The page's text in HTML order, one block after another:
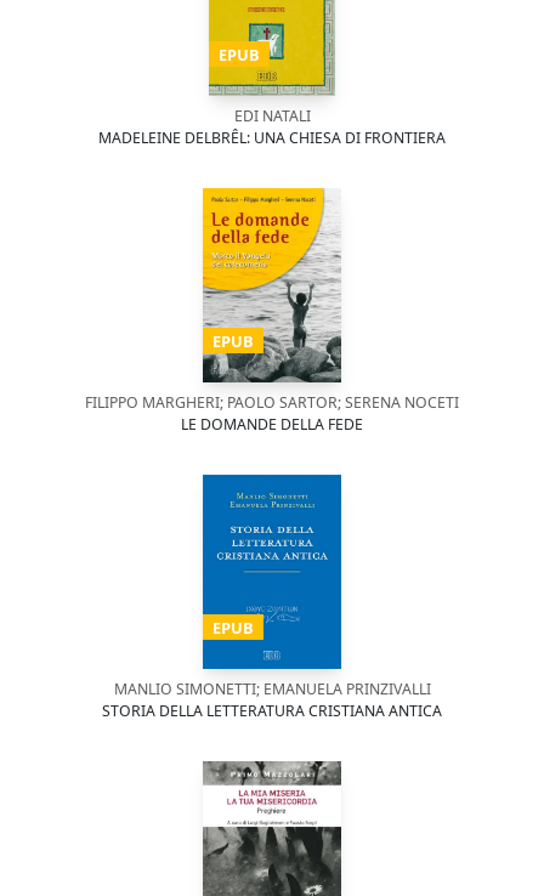
EPUB
EDI NATALI
MADELEINE DELBRÊL: UNA CHIESA DI FRONTIERA
EPUB
FILIPPO MARGHERI; PAOLO SARTOR; SERENA NOCETI
LE DOMANDE DELLA FEDE
EPUB
MANLIO SIMONETTI; EMANUELA PRINZIVALLI
STORIA DELLA LETTERATURA CRISTIANA ANTICA